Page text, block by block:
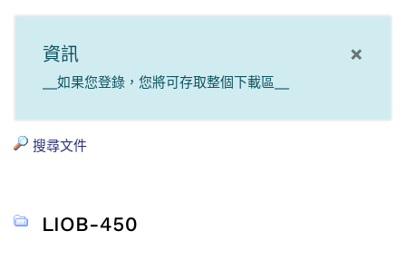
×
資訊
__如果您登錄，您將可存取整個下載區__
搜尋文件
LIOB-450